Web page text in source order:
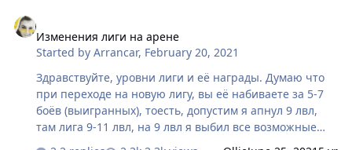
третье место. !Особенности! - сражение идёт с более
менее равными лвл, например все 10-12, 13-15 или
как то так. - никаких групп. Все группы разбиваются
на одиночных игроков. - скрытие ников других
игроков (что бы сильный клан не вычистил всех
остальных игроков).
Изменения лиги на арене
Started byArrancar, February 20, 2021
Здравствуйте, уровни лиги и её награды. Думаю что
при переходе на новую лигу, вы её набиваете за 5-7
боёв (выигранных), тоесть, допустим я апнул 9 лвл,
там лига 9-11 лвл, на 9 лвл я выбил все возможные
награды, но хотелось бы и дальше выбивать эти